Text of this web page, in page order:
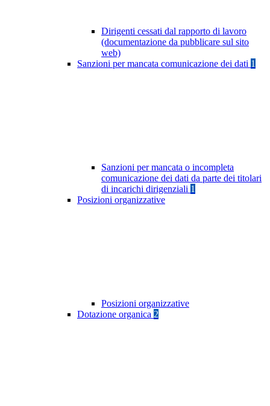
Dirigenti cessati dal rapporto di lavoro
(documentazione da pubblicare sul sito
web)
Sanzioni per mancata comunicazione dei dati 1
Sanzioni per mancata o incompleta
comunicazione dei dati da parte dei titolari
di incarichi dirigenziali 1
Posizioni organizzative
Posizioni organizzative
Dotazione organica 2